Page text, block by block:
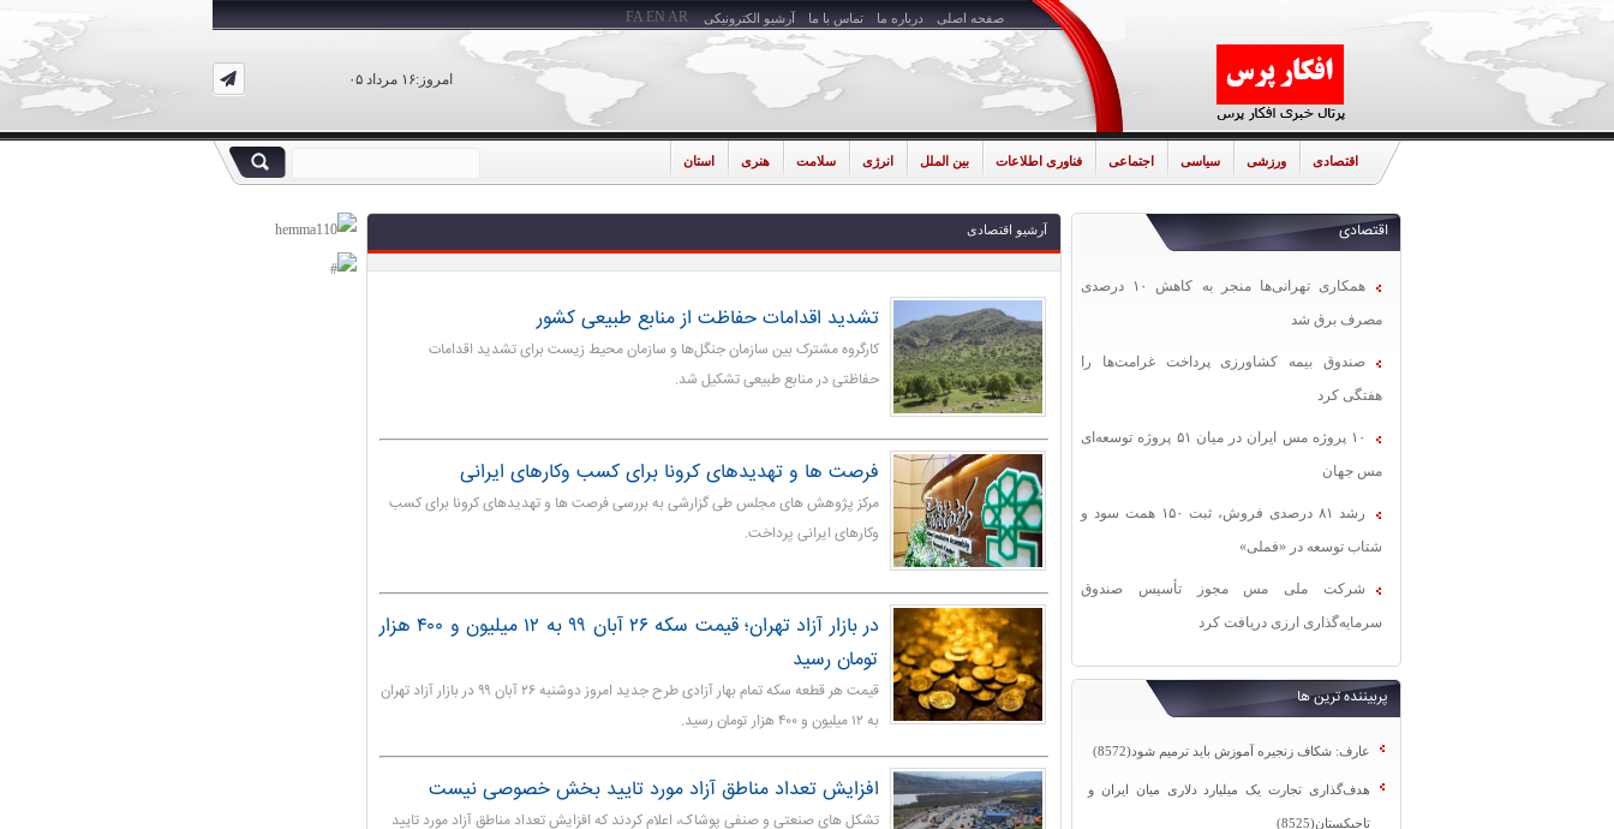
صفحه اصلی درباره ما تماس با ما آرشیو الکترونیکی
امروز:۱۶ مرداد ۰۵
FA EN AR
اقتصادی ورزشی سیاسی اجتماعی فناوری اطلاعات بین الملل انرژی سلامت هنری استان
اقتصادی
همکاری تهرانی‌ها منجر به کاهش ۱۰ درصدی
مصرف برق شد
صندوق بیمه کشاورزی پرداخت غرامت‌ها را
هفتگی کرد
۱۰ پروژه مس ایران در میان ۵۱ پروژه توسعه‌ای
مس جهان
رشد ۸۱ درصدی فروش، ثبت ۱۵۰ همت سود و
شتاب توسعه در «فملی»
شرکت ملی مس مجوز تأسیس صندوق
سرمایه‌گذاری ارزی دریافت کرد
پربیننده ترین ها
عارف: شکاف زنجیره آموزش باید ترمیم شود(8572)
هدف‌گذاری تجارت یک میلیارد دلاری میان ایران و
تاجیکستان(8525)
آرشیو اقتصادی
تشدید اقدامات حفاظت از منابع طبیعی کشور
کارگروه مشترک بین سازمان جنگل‌ها و سازمان محیط زیست برای تشدید اقدامات
حفاظتی در منابع طبیعی تشکیل شد.
فرصت ها و تهدیدهای کرونا برای کسب وکارهای ایرانی
مرکز پژوهش های مجلس طی گزارشی به بررسی فرصت ها و تهدیدهای کرونا برای کسب
وکارهای ایرانی پرداخت.
در بازار آزاد تهران؛ قیمت سکه ۲۶ آبان ۹۹ به ۱۲ میلیون و ۴۰۰ هزار
تومان رسید
قیمت هر قطعه سکه تمام بهار آزادی طرح جدید امروز دوشنبه ۲۶ آبان ۹۹ در بازار آزاد تهران
به ۱۲ میلیون و ۴۰۰ هزار تومان رسید.
افزایش تعداد مناطق آزاد مورد تایید بخش خصوصی نیست
تشکل های صنعتی و صنفی پوشاک، اعلام کردند که افزایش تعداد مناطق آزاد مورد تایید